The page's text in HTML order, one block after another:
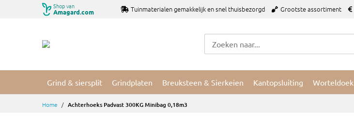
Shop van
Amagard.com Tuinmaterialen gemakkelijk en snel thuisbezorgd Grootste assortiment
Grind & siersplit Grindplaten Breuksteen & Sierkeien Kantopsluiting Worteldoek
Home Achterhoeks Padvast 300KG Minibag 0,18m3